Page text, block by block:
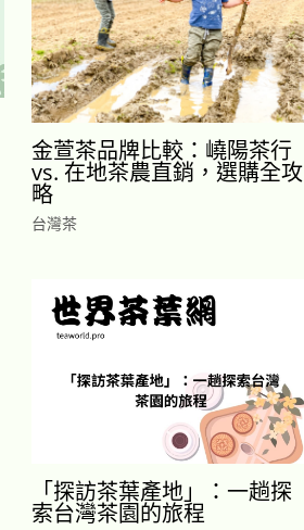
金萱茶品牌比較：嶢陽茶行
vs. 在地茶農直銷，選購全攻
略
台灣茶
「探訪茶葉產地」：一趟探
索台灣茶園的旅程